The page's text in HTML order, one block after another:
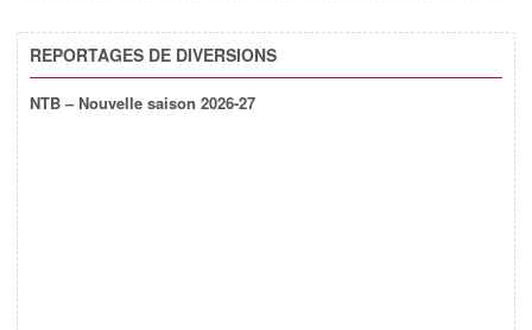
REPORTAGES DE DIVERSIONS
NTB – Nouvelle saison 2026-27